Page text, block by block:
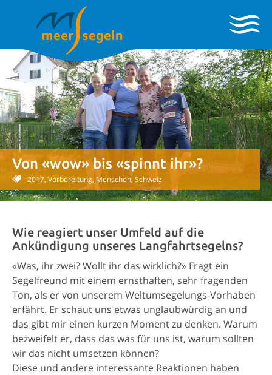
Von «wow» bis «spinnt ihr»?
2017, Vorbereitung, Menschen, Schweiz
Wie reagiert unser Umfeld auf die
Ankündigung unseres Langfahrtsegelns?
«Was, ihr zwei? Wollt ihr das wirklich?» Fragt ein
Segelfreund mit einem ernsthaften, sehr fragenden
Ton, als er von unserem Weltumsegelungs-Vorhaben
erfährt. Er schaut uns etwas unglaubwürdig an und
das gibt mir einen kurzen Moment zu denken. Warum
bezweifelt er, dass das was für uns ist, warum sollten
wir das nicht umsetzen können?
Diese und andere interessante Reaktionen haben